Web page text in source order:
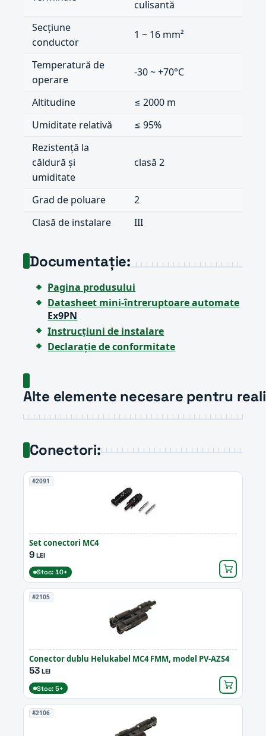
culisantă
Secțiune
conductor
1 ~ 16 mm²
Temperatură de
operare
-30 ~ +70°C
Altitudine
≤ 2000 m
Umiditate relativă
≤ 95%
Rezistență la
căldură și
umiditate
clasă 2
Grad de poluare
2
Clasă de instalare
III
Documentație:
Pagina produsului
Datasheet mini-întreruptoare automate
Ex9PN
Instrucțiuni de instalare
Declarație de conformitate
Alte elemente necesare pentru
Conectori:
#2091
Set conectori MC4
9LEI
Stoc: 10+
#2105
Conector dublu Helukabel MC4 FMM, model PV-AZS4
53LEI
Stoc: 5+
#2106